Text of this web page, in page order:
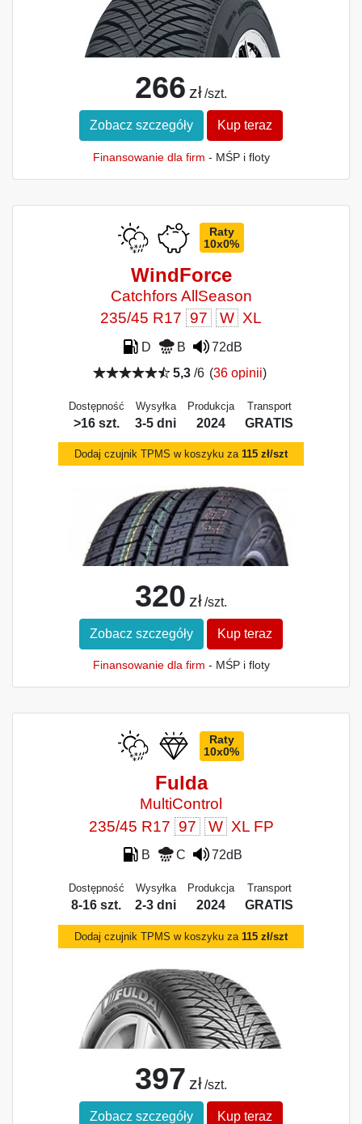
266 zł /szt.
Zobacz szczegóły Kup teraz
Finansowanie dla firm - MŚP i floty
Raty
10x0%
WindForce
Catchfors AllSeason
235/45 R17 97 W XL
D B
72dB
5,3/6 (36 opinii)
Dostępność
>16 szt.
Wysyłka
3-5 dni
Produkcja
2024
Transport
GRATIS
Dodaj czujnik TPMS w koszyku za 115 zł/szt
320 zł /szt.
Zobacz szczegóły Kup teraz
Finansowanie dla firm - MŚP i floty
Raty
10x0%
Fulda
MultiControl
235/45 R17 97 W XL FP
B C 72dB
Dostępność
8-16 szt.
Wysyłka
2-3 dni
Produkcja
2024
Transport
GRATIS
Dodaj czujnik TPMS w koszyku za 115 zł/szt
397 zł /szt.
Zobacz szczegóły Kup teraz